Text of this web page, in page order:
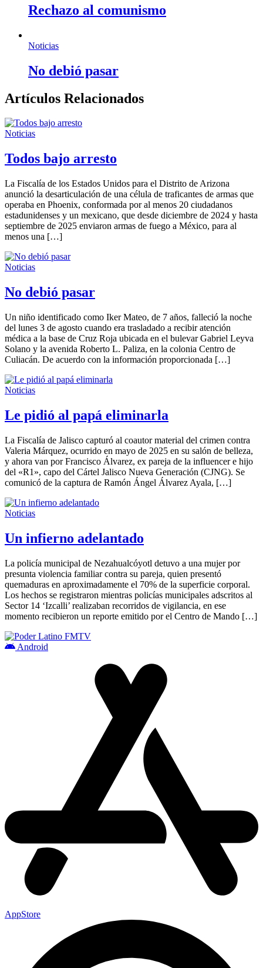
Rechazo al comunismo
Noticias
No debió pasar
Artículos Relacionados
Noticias
Todos bajo arresto
La Fiscalía de los Estados Unidos para el Distrito de Arizona
anunció la desarticulación de una célula de traficantes de armas que
operaba en Phoenix, conformada por al menos 20 ciudadanos
estadunidenses y un mexicano, que desde diciembre de 2024 y hasta
septiembre de 2025 enviaron armas de fuego a México, para al
menos una […]
Noticias
No debió pasar
Un niño identificado como Iker Mateo, de 7 años, falleció la noche
del lunes 3 de agosto cuando era trasladado a recibir atención
médica a la base de Cruz Roja ubicada en el bulevar Gabriel Leyva
Solano y la avenida Roberto L. Paliza, en la colonia Centro de
Culiacán. De acuerdo con la información proporcionada […]
Noticias
Le pidió al papá eliminarla
La Fiscalía de Jalisco capturó al coautor material del crimen contra
Valeria Márquez, ocurrido en mayo de 2025 en su salón de belleza,
y ahora van por Francisco Álvarez, ex pareja de la influencer e hijo
del «R1», capo del Cártel Jalisco Nueva Generación (CJNG). Se
comunicó de la captura de Ramón Ángel Álvarez Ayala, […]
Noticias
Un infierno adelantado
La policía municipal de Nezahualcóyotl detuvo a una mujer por
presunta violencia familiar contra su pareja, quien presentó
quemaduras en aproximadamente el 70% de la superficie corporal.
Los hechos se registraron mientras policías municipales adscritos al
Sector 14 ‘Izcalli’ realizaban recorridos de vigilancia, en ese
momento recibieron un reporte emitido por el Centro de Mando […]
Android
AppStore